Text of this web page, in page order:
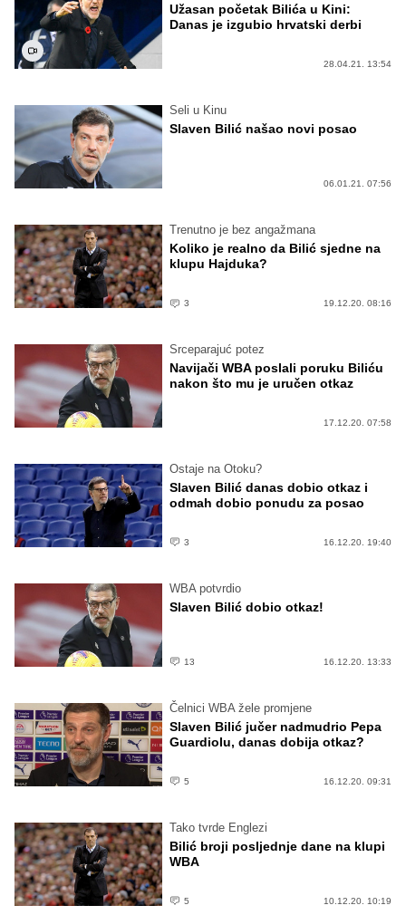
Užasan početak Bilića u Kini:
Danas je izgubio hrvatski derbi
28.04.21. 13:54
Seli u Kinu
Slaven Bilić našao novi posao
06.01.21. 07:56
Trenutno je bez angažmana
Koliko je realno da Bilić sjedne na
klupu Hajduka?
3 19.12.20. 08:16
Srceparajuć potez
Navijači WBA poslali poruku Biliću
nakon što mu je uručen otkaz
17.12.20. 07:58
Ostaje na Otoku?
Slaven Bilić danas dobio otkaz i
odmah dobio ponudu za posao
3 16.12.20. 19:40
WBA potvrdio
Slaven Bilić dobio otkaz!
13 16.12.20. 13:33
Čelnici WBA žele promjene
Slaven Bilić jučer nadmudrio Pepa
Guardiolu, danas dobija otkaz?
5 16.12.20. 09:31
Tako tvrde Englezi
Bilić broji posljednje dane na klupi
WBA
5 10.12.20. 10:19